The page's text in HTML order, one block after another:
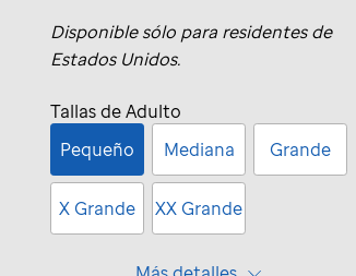
Disponible sólo para residentes de
Estados Unidos.
Tallas de Adulto
Pequeño
Mediana Grande
X Grande XX Grande